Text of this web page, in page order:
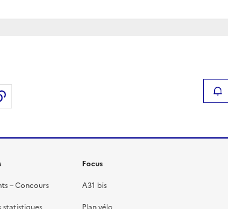
par email
Copier le lien de la page dans le presse-papier
– Concours
Focus
A31 bis